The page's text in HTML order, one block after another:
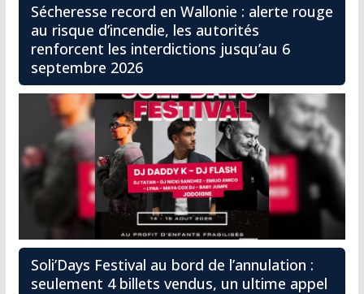
Sécheresse record en Wallonie : alerte rouge
au risque d’incendie, les autorités
renforcent les interdictions jusqu’au 6
septembre 2026
Soli’Days Festival au bord de l’annulation :
seulement 4 billets vendus, un ultime appel